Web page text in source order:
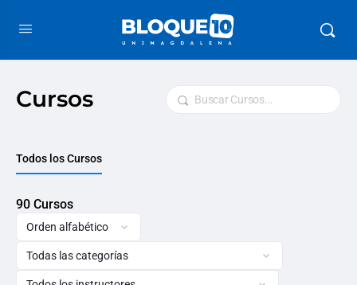
Cursos Buscar
Todos los Cursos
90 Cursos